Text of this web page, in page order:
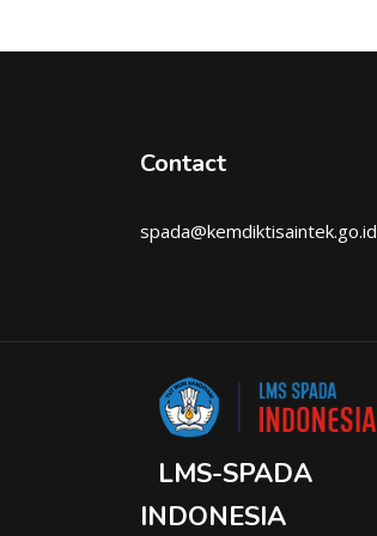
Contact
spada@kemdiktisaintek.go.id
LMS-SPADA
INDONESIA